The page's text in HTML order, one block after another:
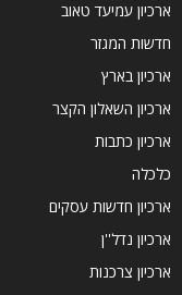
ארכיון עמיעד טאוב
חדשות המגזר
ארכיון בארץ
ארכיון השאלון הקצר
ארכיון כתבות
כלכלה
ארכיון חדשות עסקים
ארכיון נדל''ן
ארכיון צרכנות